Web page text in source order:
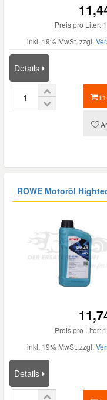
Preis pro Liter:
inkl. 19% MwSt. zzgl.
Details
in
ROWE Motoröl
Preis pro Liter:
inkl. 19% MwSt. zzgl.
Details
Seat Ersatzteile
Skoda Ersatzteile
Smart Ersatzteile
Toyota Ersatzteile
Vauxhall
Volvo Ersatzteile